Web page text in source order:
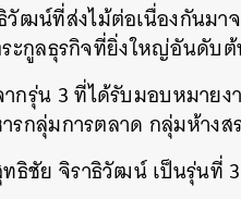
วัฒน์ที่ส่งไม้ต่อเนื่องกันม
ะกูลธุรกิจที่ยิ่งใหญ่อันดับต้
กรุ่น 3 ที่ได้รับมอบหมาย
กลุ่มการตลาด กลุ่มห้างส
ทธิชัย จิราธิวัฒน์ เป็นรุ่น